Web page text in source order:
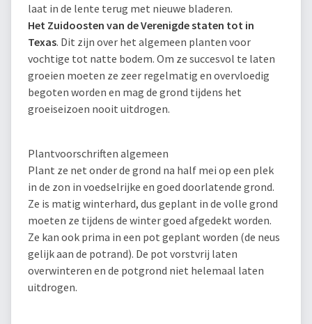
laat in de lente terug met nieuwe bladeren.
Het Zuidoosten van de Verenigde staten tot in
Texas. Dit zijn over het algemeen planten voor
vochtige tot natte bodem. Om ze succesvol te laten
groeien moeten ze zeer regelmatig en overvloedig
begoten worden en mag de grond tijdens het
groeiseizoen nooit uitdrogen.
Plantvoorschriften algemeen
Plant ze net onder de grond na half mei op een plek
in de zon in voedselrijke en goed doorlatende grond.
Ze is matig winterhard, dus geplant in de volle grond
moeten ze tijdens de winter goed afgedekt worden.
Ze kan ook prima in een pot geplant worden (de neus
gelijk aan de potrand). De pot vorstvrij laten
overwinteren en de potgrond niet helemaal laten
uitdrogen.